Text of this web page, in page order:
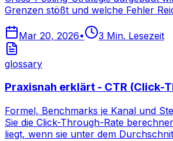
Grenzen stößt und welche Fehler
Mar 20, 2026• 3 Min. Lesezeit
glossary
Praxisnah erklärt - CTR (Click-
Formel, Benchmarks je Kanal und
Sie die Click-Through-Rate
liegt, wenn sie unter dem